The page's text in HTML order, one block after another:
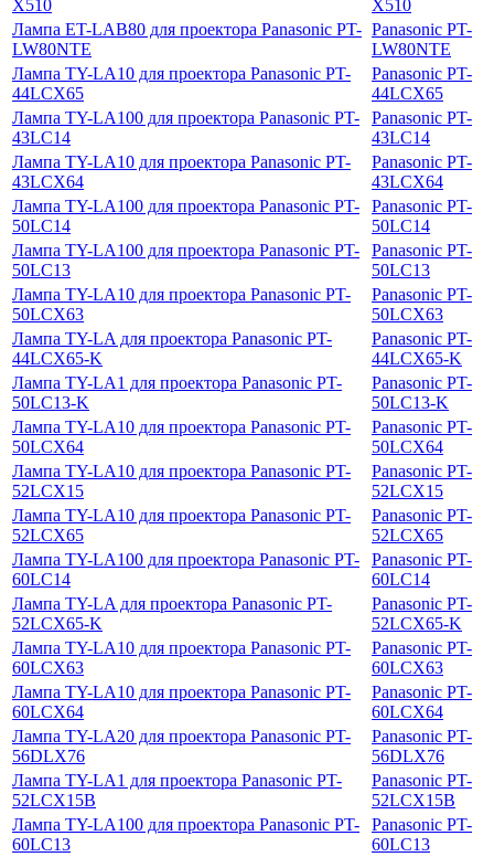
X510
X510
Лампа ET-LAB80 для проектора Panasonic PT-
LW80NTE
Panasonic PT-
LW80NTE
Лампа TY-LA10 для проектора Panasonic PT-
44LCX65
Panasonic PT-
44LCX65
Лампа TY-LA100 для проектора Panasonic PT-
43LC14
Panasonic PT-
43LC14
Лампа TY-LA10 для проектора Panasonic PT-
43LCX64
Panasonic PT-
43LCX64
Лампа TY-LA100 для проектора Panasonic PT-
50LC14
Panasonic PT-
50LC14
Лампа TY-LA100 для проектора Panasonic PT-
50LC13
Panasonic PT-
50LC13
Лампа TY-LA10 для проектора Panasonic PT-
50LCX63
Panasonic PT-
50LCX63
Лампа TY-LA для проектора Panasonic PT-
44LCX65-K
Panasonic PT-
44LCX65-K
Лампа TY-LA1 для проектора Panasonic PT-
50LC13-K
Panasonic PT-
50LC13-K
Лампа TY-LA10 для проектора Panasonic PT-
50LCX64
Panasonic PT-
50LCX64
Лампа TY-LA10 для проектора Panasonic PT-
52LCX15
Panasonic PT-
52LCX15
Лампа TY-LA10 для проектора Panasonic PT-
52LCX65
Panasonic PT-
52LCX65
Лампа TY-LA100 для проектора Panasonic PT-
60LC14
Panasonic PT-
60LC14
Лампа TY-LA для проектора Panasonic PT-
52LCX65-K
Panasonic PT-
52LCX65-K
Лампа TY-LA10 для проектора Panasonic PT-
60LCX63
Panasonic PT-
60LCX63
Лампа TY-LA10 для проектора Panasonic PT-
60LCX64
Panasonic PT-
60LCX64
Лампа TY-LA20 для проектора Panasonic PT-
56DLX76
Panasonic PT-
56DLX76
Лампа TY-LA1 для проектора Panasonic PT-
52LCX15B
Panasonic PT-
52LCX15B
Лампа TY-LA100 для проектора Panasonic PT-
60LC13
Panasonic PT-
60LC13